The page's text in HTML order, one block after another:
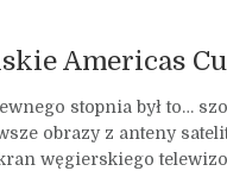
Americas
stopnia był to…
obrazy z anteny
węgierskiego